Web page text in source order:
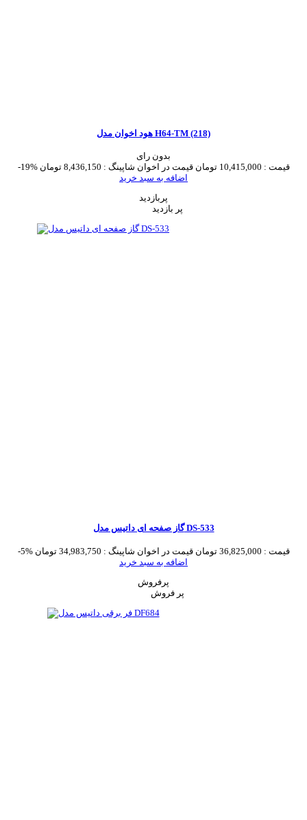
هود اخوان مدل H64-TM (218)
بدون رای
-19%
قیمت : 10,415,000 تومان قیمت در اخوان شاپینگ : 8,436,150 تومان
اضافه به سبد خرید
پربازدید
پر بازدید
گاز صفحه ای داتیس مدل DS-533
-5% قیمت : 36,825,000 تومان قیمت در اخوان شاپینگ : 34,983,750 تومان
اضافه به سبد خرید
پرفروش